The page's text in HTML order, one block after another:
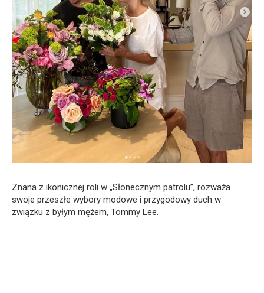
Znana z ikonicznej roli w „Słonecznym patrolu”, rozważa
swoje przeszłe wybory modowe i przygodowy duch w
związku z byłym mężem, Tommy Lee.